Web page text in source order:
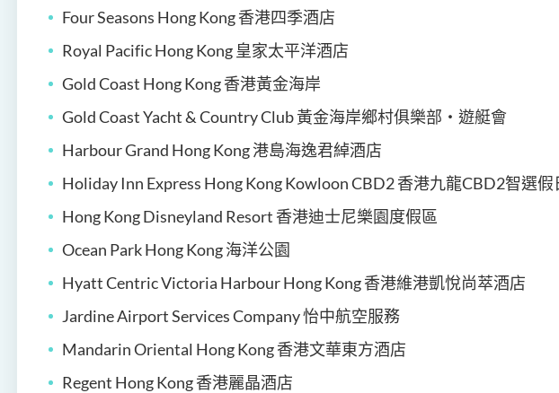
Four Seasons Hong Kong香港四季酒店
Royal Pacific Hong Kong 皇家太平洋酒店
Gold Coast Hong Kong香港黃金海岸
Gold Coast Yacht & Country Club黃金海岸鄉村俱樂部‧遊艇會
Harbour Grand Hong Kong港島海逸君綽酒店
Holiday Inn Express Hong Kong Kowloon CBD2香港九龍CBD2智選假
Hong Kong Disneyland Resort 香港迪士尼樂園度假區
Ocean Park Hong Kong海洋公園
Hyatt Centric Victoria Harbour Hong Kong香港維港凱悅尚萃酒店
Jardine Airport Services Company怡中航空服務
Mandarin Oriental Hong Kong香港文華東方酒店
Regent Hong Kong香港麗晶酒店